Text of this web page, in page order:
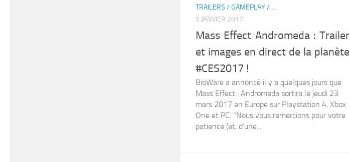
TRAILERS / GAMEPLAY / ...
9 JANVIER 2017
Mass Effect Andromeda : Trailer
et images en direct de la planète
#CES2017 !
BioWare a annoncé il y a quelques jours que
Mass Effect : Andromeda sortira le jeudi 23
mars 2017 en Europe sur Playstation 4, Xbox
One et PC. “Nous vous remercions pour votre
patience (et, d’une...